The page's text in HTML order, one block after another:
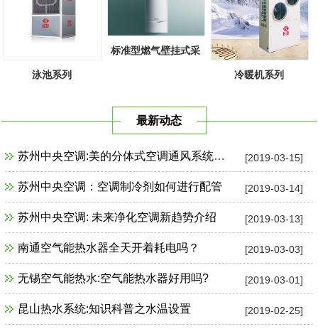
泳池系列
标准型燃气壁挂式采
冷暖机系列
最新动态
[2019-03-15]
苏州中央空调:美的分体式空调通风系统故障检修
[2019-03-14]
苏州中央空调：空调制冷剂如何进行配管
[2019-03-13]
苏州中央空调: 未来净化空调新趋势介绍
[2019-03-03]
南通空气能热水器全天开着耗电吗？
[2019-03-01]
无锡空气能热水:空气能热水器好用吗?
[2019-02-25]
昆山热水系统:知识科普之水温设置